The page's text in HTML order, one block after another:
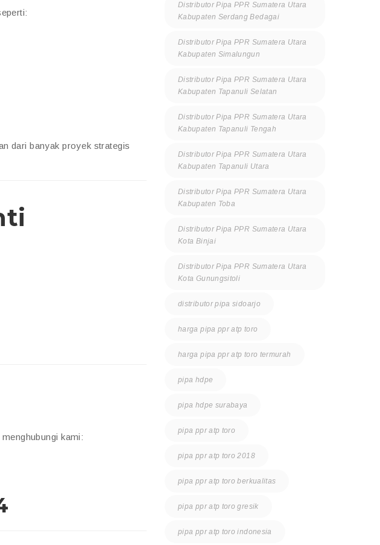
dari banyak proyek strategis
kami:
Distributor Pipa PPR Sumatera Utara
Kabupaten Serdang Bedagai
Distributor Pipa PPR Sumatera Utara
Kabupaten Simalungun
Distributor Pipa PPR Sumatera Utara
Kabupaten Tapanuli Selatan
Distributor Pipa PPR Sumatera Utara
Kabupaten Tapanuli Tengah
Distributor Pipa PPR Sumatera Utara
Kabupaten Tapanuli Utara
Distributor Pipa PPR Sumatera Utara
Kabupaten Toba
Distributor Pipa PPR Sumatera Utara
Kota Binjai
Distributor Pipa PPR Sumatera Utara
Kota Gunungsitoli
distributor pipa sidoarjo
harga pipa ppr atp toro
harga pipa ppr atp toro termurah
pipa hdpe
pipa hdpe surabaya
pipa ppr atp toro
pipa ppr atp toro 2018
pipa ppr atp toro berkualitas
pipa ppr atp toro gresik
pipa ppr atp toro indonesia